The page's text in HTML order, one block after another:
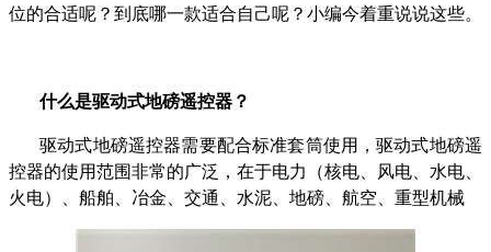
位的合适呢？到底哪一款适合自己呢？小编今着重说说这些。
什么是驱动式地磅遥控器？
驱动式地磅遥控器需要配合标准套筒使用，驱动式地磅遥
控器的使用范围非常的广泛，在于电力（核电、风电、水电、
火电）、船舶、冶金、交通、水泥、地磅、航空、重型机械